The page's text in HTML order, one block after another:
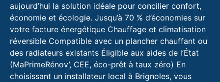
aujourd’hui la solution idéale pour concilier confort,
économie et écologie. Jusqu’à 70 % d’économies sur
votre facture énergétique Chauffage et climatisation
réversible Compatible avec un plancher chauffant ou
des radiateurs existants Éligible aux aides de l’État
(MaPrimeRénov’, CEE, éco-prêt à taux zéro) En
choisissant un installateur local à Brignoles, vous